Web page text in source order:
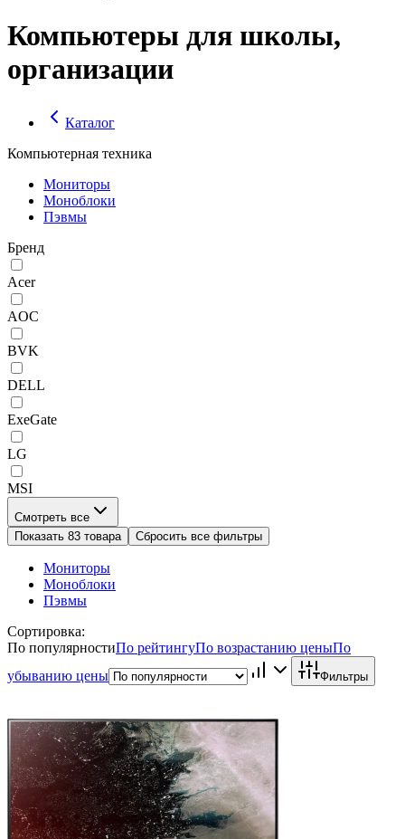
Компьютеры для школы,
организации
Каталог
Компьютерная техника
Мониторы
Моноблоки
Пэвмы
Бренд
Acer
AOC
BVK
DELL
ExeGate
LG
MSI
Смотреть все
Показать 83 товара
Сбросить все фильтры
Мониторы
Моноблоки
Пэвмы
Сортировка:
По популярностиПо рейтингуПо возрастанию ценыПо
убыванию цены
Фильтры